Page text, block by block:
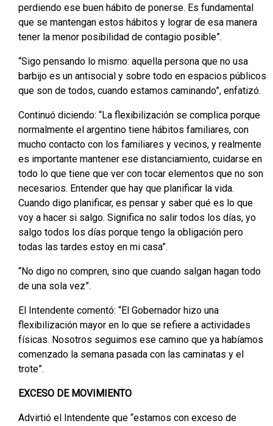
perdiendo ese buen hábito de ponerse. Es fundamental
que se mantengan estos hábitos y lograr de esa manera
tener la menor posibilidad de contagio posible”.
“Sigo pensando lo mismo: aquella persona que no usa
barbijo es un antisocial y sobre todo en espacios públicos
que son de todos, cuando estamos caminando”, enfatizó.
Continuó diciendo: “La flexibilización se complica porque
normalmente el argentino tiene hábitos familiares, con
mucho contacto con los familiares y vecinos, y realmente
es importante mantener ese distanciamiento, cuidarse en
todo lo que tiene que ver con tocar elementos que no son
necesarios. Entender que hay que planificar la vida.
Cuando digo planificar, es pensar y saber qué es lo que
voy a hacer si salgo. Significa no salir todos los días, yo
salgo todos los días porque tengo la obligación pero
todas las tardes estoy en mi casa”.
“No digo no compren, sino que cuando salgan hagan todo
de una sola vez”.
El Intendente comentó: “El Gobernador hizo una
flexibilización mayor en lo que se refiere a actividades
físicas. Nosotros seguimos ese camino que ya habíamos
comenzado la semana pasada con las caminatas y el
trote”.
EXCESO DE MOVIMIENTO
Advirtió el Intendente que “estamos con exceso de